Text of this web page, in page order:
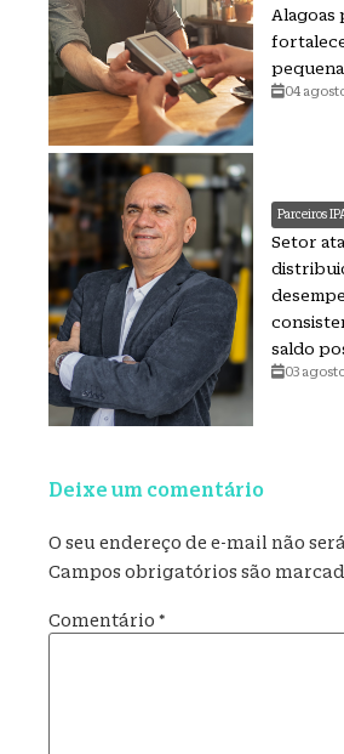
Alagoas
04
Parceiros
Setor
saldo
03
Deixe um comentário
O seu endereço de e-mail não
Campos obrigatórios são
Comentário *